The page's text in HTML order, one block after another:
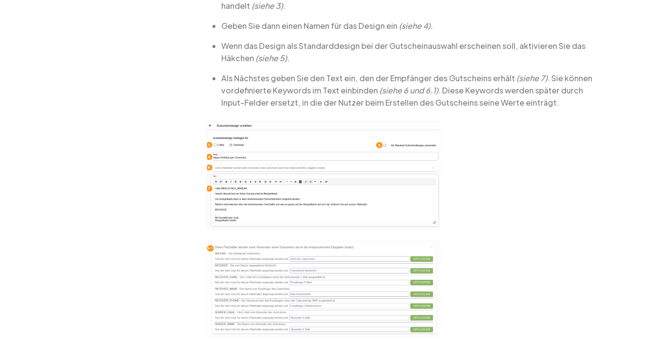
handelt (siehe 3).
Geben Sie dann einen Namen für das Design ein (siehe 4).
Wenn das Design als Standarddesign bei der Gutscheinauswahl erscheinen soll, aktivieren Sie das
Häkchen (siehe 5).
Als Nächstes geben Sie den Text ein, den der Empfänger des Gutscheins erhält (siehe 7). Sie können
vordefinierte Keywords im Text einbinden (siehe 6 und 6.1). Diese Keywords werden später durch
Input-Felder ersetzt, in die der Nutzer beim Erstellen des Gutscheins seine Werte einträgt.